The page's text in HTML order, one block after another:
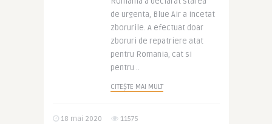
de urgenta, Blue Air a incetat
zborurile. A efectuat doar
zboruri de repatriere atat
pentru Romania, cat si
pentru ..
CITEȘTE MAI MULT
18 mai 2020 11575